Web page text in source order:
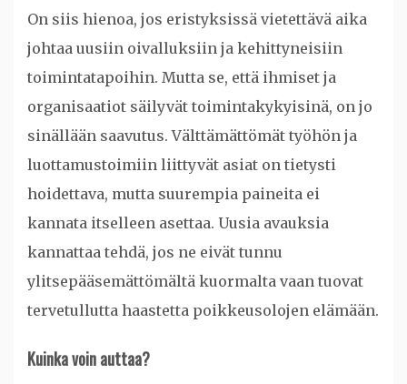
On siis hienoa, jos eristyksissä vietettävä aika
johtaa uusiin oivalluksiin ja kehittyneisiin
toimintatapoihin. Mutta se, että ihmiset ja
organisaatiot säilyvät toimintakykyisinä, on jo
sinällään saavutus. Välttämättömät työhön ja
luottamustoimiin liittyvät asiat on tietysti
hoidettava, mutta suurempia paineita ei
kannata itselleen asettaa. Uusia avauksia
kannattaa tehdä, jos ne eivät tunnu
ylitsepääsemättömältä kuormalta vaan tuovat
tervetullutta haastetta poikkeusolojen elämään.
Kuinka voin auttaa?